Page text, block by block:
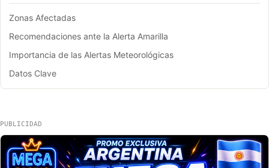
Zonas Afectadas
Recomendaciones ante la Alerta Amarilla
Importancia de las Alertas Meteorológicas
Datos Clave
PUBLICIDAD